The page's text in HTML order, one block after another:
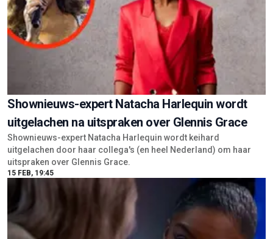
Shownieuws-expert Natacha Harlequin wordt
uitgelachen na uitspraken over Glennis Grace
Shownieuws-expert Natacha Harlequin wordt keihard
uitgelachen door haar collega's (en heel Nederland) om haar
uitspraken over Glennis Grace.
15 FEB, 19:45